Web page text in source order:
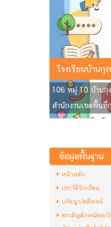
โรงเรียนบ้านกุ
106 หมู่ 10 บ้านกุ
สำนักงานเขตพื้นที่
ข้อมูลพื้นฐาน
หน้าหลัก
ประวัติโรงเรียน
ปรัชญา/คติพจน์
ตราสัญลักษณ์ของโ